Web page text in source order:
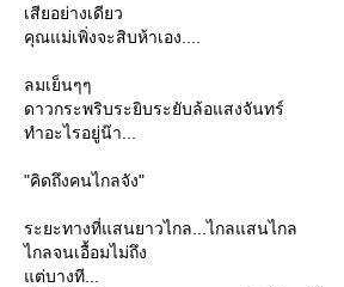
เสียอย่างเดียว
คุณแม่เพิ่งจะสิบห้าเอง....
ลมเย็นๆๆ
ดาวกระพริบระยิบระยับล้อแสงจันทร์
ทำอะไรอยู่น๊า...
"คิดถึงคนไกลจัง"
ระยะทางที่แสนยาวไกล...ไกลแสนไกล
ไกลจนเอื้อมไม่ถึง
ต่บางที...